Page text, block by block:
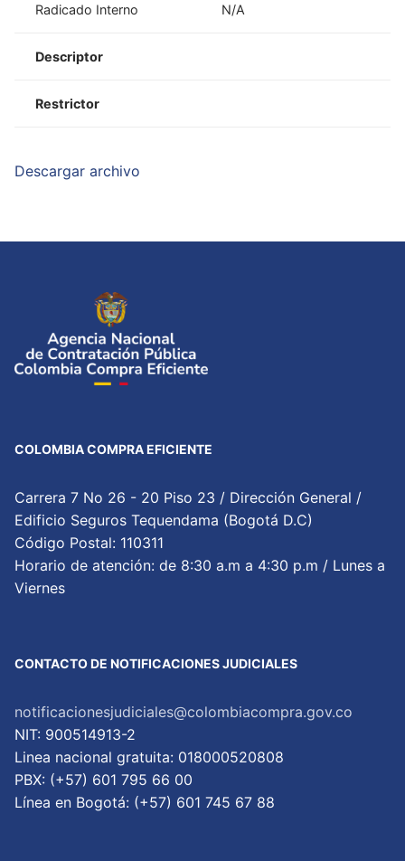
Radicado Interno N/A
Descriptor
Restrictor
Descargar archivo
COLOMBIA COMPRA EFICIENTE
Carrera 7 No 26 - 20 Piso 23 / Dirección General /
Edificio Seguros Tequendama (Bogotá D.C)
Código Postal: 110311
Horario de atención: de 8:30 a.m a 4:30 p.m / Lunes a
Viernes
CONTACTO DE NOTIFICACIONES JUDICIALES
notificacionesjudiciales@colombiacompra.gov.co
NIT: 900514913-2
Linea nacional gratuita: 018000520808
PBX: (+57) 601 795 66 00
Lí­nea en Bogotá: (+57) 601 745 67 88